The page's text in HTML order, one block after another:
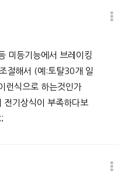
미등기능에서 브레이킹
절해서 (예:토탈30개 일
런식으로 하는것인가
기상식이 부족하다보